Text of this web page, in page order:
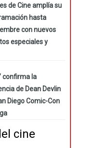
de Cine amplía su
hasta
con nuevos
especiales y
confirma la
de Dean Devlin
Diego Comic-Con
cine